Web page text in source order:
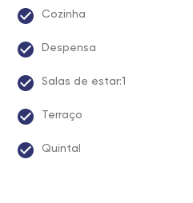
Cozinha
Despensa
Salas de estar:1
Terraço
Quintal